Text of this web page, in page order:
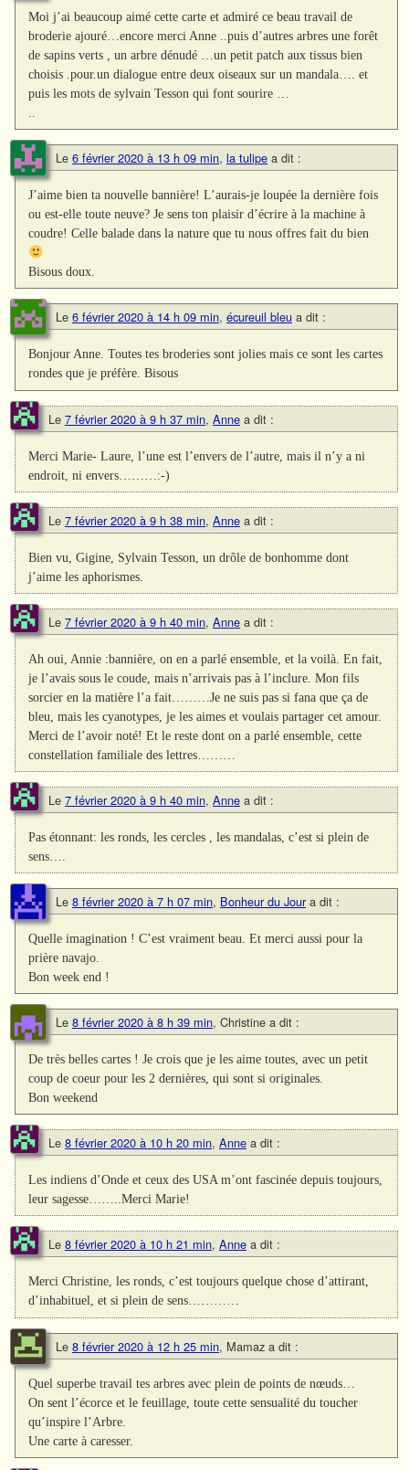
Moi j’ai beaucoup aimé cette carte et admiré ce beau travail de
broderie ajouré…encore merci Anne ..puis d’autres arbres une forêt
de sapins verts , un arbre dénudé …un petit patch aux tissus bien
choisis .pour.un dialogue entre deux oiseaux sur un mandala…. et
puis les mots de sylvain Tesson qui font sourire …
Le 6 février 2020 à 13 h 09 min, la tulipe a dit :
J’aime bien ta nouvelle bannière! L’aurais-je loupée la dernière fois
ou est-elle toute neuve? Je sens ton plaisir d’écrire à la machine à
coudre! Celle balade dans la nature que tu nous offres fait du bien
Bisous doux.
Le 6 février 2020 à 14 h 09 min, écureuil bleu a dit :
Bonjour Anne. Toutes tes broderies sont jolies mais ce sont les cartes
rondes que je préfère. Bisous
Le 7 février 2020 à 9 h 37 min, Anne a dit :
Merci Marie- Laure, l’une est l’envers de l’autre, mais il n’y a ni
endroit, ni envers………:-)
Le 7 février 2020 à 9 h 38 min, Anne a dit :
Bien vu, Gigine, Sylvain Tesson, un drôle de bonhomme dont
j’aime les aphorismes.
Le 7 février 2020 à 9 h 40 min, Anne a dit :
Ah oui, Annie :bannière, on en a parlé ensemble, et la voilà. En fait,
je l’avais sous le coude, mais n’arrivais pas à l’inclure. Mon fils
sorcier en la matière l’a fait………Je ne suis pas si fana que ça de
bleu, mais les cyanotypes, je les aimes et voulais partager cet amour.
Merci de l’avoir noté! Et le reste dont on a parlé ensemble, cette
constellation familiale des lettres………
Le 7 février 2020 à 9 h 40 min, Anne a dit :
Pas étonnant: les ronds, les cercles , les mandalas, c’est si plein de
sens….
Le 8 février 2020 à 7 h 07 min, Bonheur du Jour a dit :
Quelle imagination ! C’est vraiment beau. Et merci aussi pour la
prière navajo.
Bon week end !
Le 8 février 2020 à 8 h 39 min, Christine a dit :
De très belles cartes ! Je crois que je les aime toutes, avec un petit
coup de coeur pour les 2 dernières, qui sont si originales.
Bon weekend
Le 8 février 2020 à 10 h 20 min, Anne a dit :
Les indiens d’Onde et ceux des USA m’ont fascinée depuis toujours,
leur sagesse……..Merci Marie!
Le 8 février 2020 à 10 h 21 min, Anne a dit :
Merci Christine, les ronds, c’est toujours quelque chose d’attirant,
d’inhabituel, et si plein de sens…………
Le 8 février 2020 à 12 h 25 min, Mamaz a dit :
Quel superbe travail tes arbres avec plein de points de nœuds…
On sent l’écorce et le feuillage, toute cette sensualité du toucher
qu’inspire l’Arbre.
Une carte à caresser.